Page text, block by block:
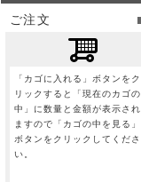
ご注文
「カゴに入れる」ボタンをク
リックすると「現在のカゴの
中」に数量と金額が表示され
ますので「カゴの中を見る」
ボタンをクリックしてくださ
い。